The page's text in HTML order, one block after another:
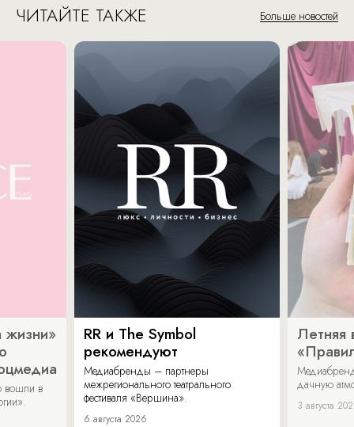
ЧИТАЙТЕ ТАКЖЕ Больше новостей
жизни»
вошли в
RR и The Symbol
рекомендуют
Медиабренды – партнеры
межрегионального театрального
фестиваля «Вершина».
6 августа 2026
Летняя
дачную
3 августа